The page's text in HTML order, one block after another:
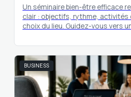
Un séminaire bien-être efficace
clair : objectifs, rythme, activités
choix du lieu. Guidez-vous vers
BUSINESS